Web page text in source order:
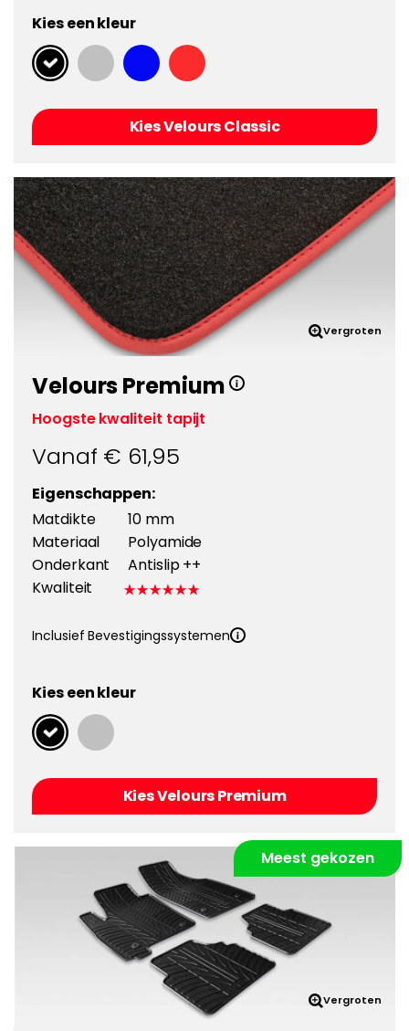
Kies een kleur
Kies Velours Classic
Vergroten
Velours Premium
Hoogste kwaliteit tapijt
Vanaf € 61,95
Eigenschappen:
Matdikte
10 mm
Materiaal
Polyamide
Onderkant
Antislip ++
Kwaliteit
Inclusief Bevestigingssystemen
Kies een kleur
Kies Velours Premium
Vergroten
Meest gekozen